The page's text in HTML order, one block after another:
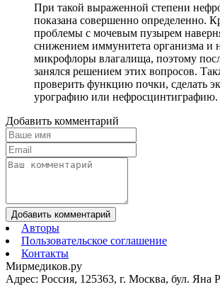
При такой выраженной степени
показана совершенно определенно.
проблемы с мочевым пузырем
снижением иммунитета организма и
микрофлоры влагалища, поэтому
занялся решением этих вопросов.
проверить функцию почки, сделать
урографию или нефросцинтиграфию.
Добавить комментарий
Добавить комментарий
Авторы
Пользовательское соглашение
Контакты
Мирмедиков.ру
Адрес: Россия, 125363, г. Москва, бул. Яна